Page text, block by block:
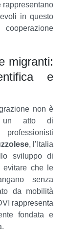
in questo
migranti:
e
non è
un atto di
, l’Italia
sviluppo di
evitare che le
senza
da mobilità
rappresenta
fondata e